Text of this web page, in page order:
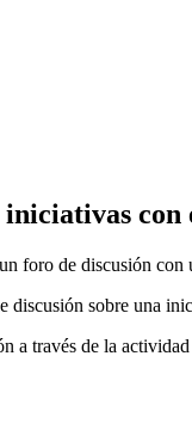
iniciativas con
foro de discusión
sobre una
a través de la